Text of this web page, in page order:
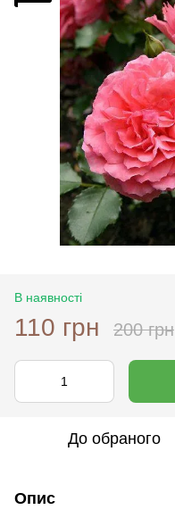
В наявності
110 грн 200 грн
До обраного
Опис